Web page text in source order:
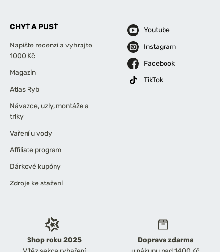
Shop roku 2025
Doprava zdarma
CHYŤ A PUSŤ
Napište recenzi a vyhrajte
1000 Kč
Magazín
Atlas Ryb
Návazce, uzly, montáže a
triky
Vaření u vody
Affiliate program
Dárkové kupóny
Zdroje ke stažení
Youtube
Instagram
Facebook
TikTok